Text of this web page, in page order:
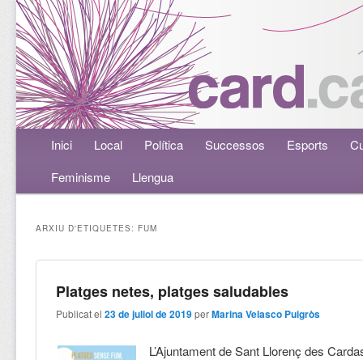
Menú principalAneu al contingut principal
Aneu al contingut secundari
Inici Local Política Successos Esports
Feminisme
Llengua
ARXIU D'ETIQUETES: FUM
Platges netes, platges saludables
Publicat el23 de juliol de 2019 perMarina Velasco Puigròs
L’Ajuntament de Sant Llorenç des